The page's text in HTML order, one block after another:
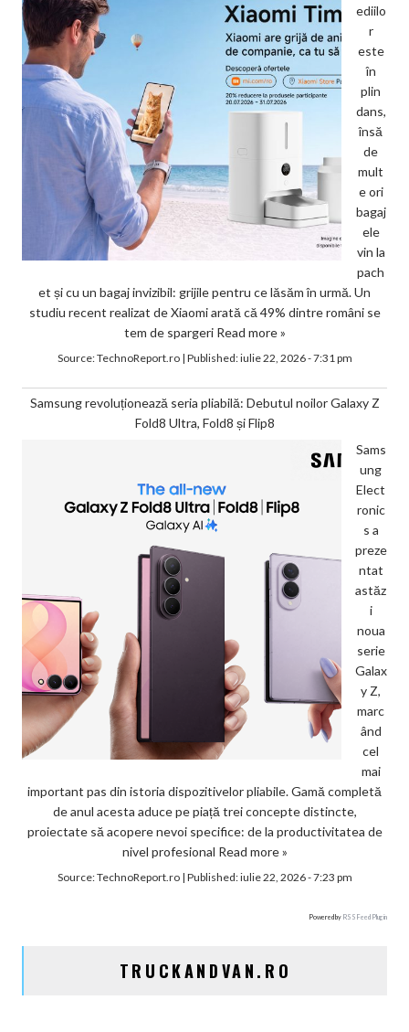
ediilo
r
este
în
plin
dans,
însă
de
mult
e ori
bagaj
ele
vin la
pach
et și cu un bagaj invizibil: grijile pentru ce lăsăm în urmă. Un
studiu recent realizat de Xiaomi arată că 49% dintre români se
tem de spargeri Read more »
Source:TechnoReport.ro| Published:iulie 22, 2026 - 7:31 pm
Samsung revoluționează seria pliabilă: Debutul noilor Galaxy Z
Fold8 Ultra, Fold8 și Flip8
Sams
ung
Elect
ronic
s a
preze
ntat
astăz
i
noua
serie
Galax
y Z,
marc
ând
cel
mai
important pas din istoria dispozitivelor pliabile. Gamă completă
de anul acesta aduce pe piață trei concepte distincte,
proiectate să acopere nevoi specifice: de la productivitatea de
nivel profesional Read more »
Source:TechnoReport.ro| Published:iulie 22, 2026 - 7:23 pm
Powered by RSS Feed Plugin
TRUCKANDVAN.RO